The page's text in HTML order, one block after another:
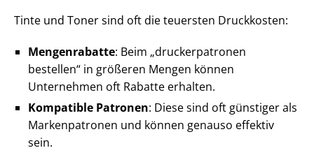
Tinte und Toner sind oft die teuersten Druckkosten:
Mengenrabatte: Beim „druckerpatronen
bestellen“ in größeren Mengen können
Unternehmen oft Rabatte erhalten.
Kompatible Patronen: Diese sind oft günstiger als
Markenpatronen und können genauso effektiv
sein.